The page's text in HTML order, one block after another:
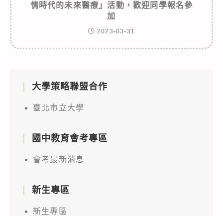
情時代的未來醫療」活動，歡迎同學報名參
加
2023-03-31
大學策略聯盟合作
臺北市立大學
國中教育會考專區
會考最新消息
新生專區
新生專區